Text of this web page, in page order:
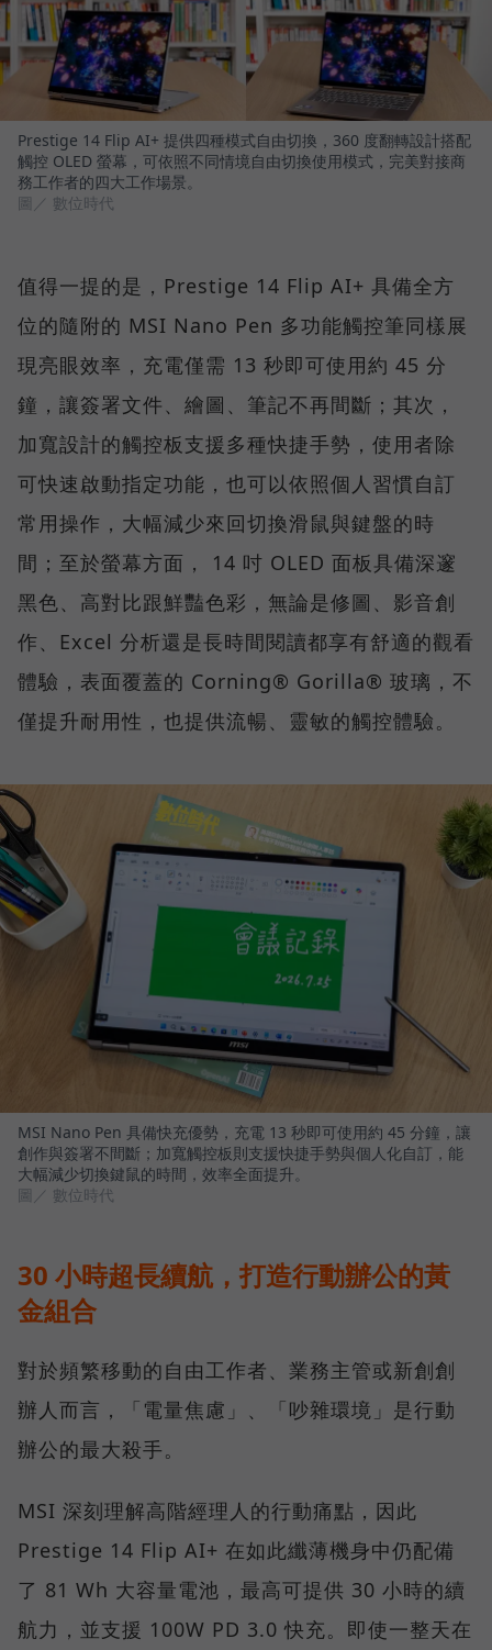
Prestige 14 Flip AI+ 提供四種模式自由切換，360 度翻轉設計搭配
觸控 OLED 螢幕，可依照不同情境自由切換使用模式，完美對接商
務工作者的四大工作場景。
圖／ 數位時代
值得一提的是，Prestige 14 Flip AI+ 具備全方
位的隨附的 MSI Nano Pen 多功能觸控筆同樣展
現亮眼效率，充電僅需 13 秒即可使用約 45 分
鐘，讓簽署文件、繪圖、筆記不再間斷；其次，
加寬設計的觸控板支援多種快捷手勢，使用者除
可快速啟動指定功能，也可以依照個人習慣自訂
常用操作，大幅減少來回切換滑鼠與鍵盤的時
間；至於螢幕方面， 14 吋 OLED 面板具備深邃
黑色、高對比跟鮮豔色彩，無論是修圖、影音創
作、Excel 分析還是長時間閱讀都享有舒適的觀看
體驗，表面覆蓋的 Corning® Gorilla® 玻璃，不
僅提升耐用性，也提供流暢、靈敏的觸控體驗。
MSI Nano Pen 具備快充優勢，充電 13 秒即可使用約 45 分鐘，讓
創作與簽署不間斷；加寬觸控板則支援快捷手勢與個人化自訂，能
大幅減少切換鍵鼠的時間，效率全面提升。
圖／ 數位時代
30 小時超長續航，打造行動辦公的黃
金組合
對於頻繁移動的自由工作者、業務主管或新創創
辦人而言，「電量焦慮」、「吵雜環境」是行動
辦公的最大殺手。
MSI 深刻理解高階經理人的行動痛點，因此
Prestige 14 Flip AI+ 在如此纖薄機身中仍配備
了 81 Wh 大容量電池，最高可提供 30 小時的續
航力，並支援 100W PD 3.0 快充。即使一整天在